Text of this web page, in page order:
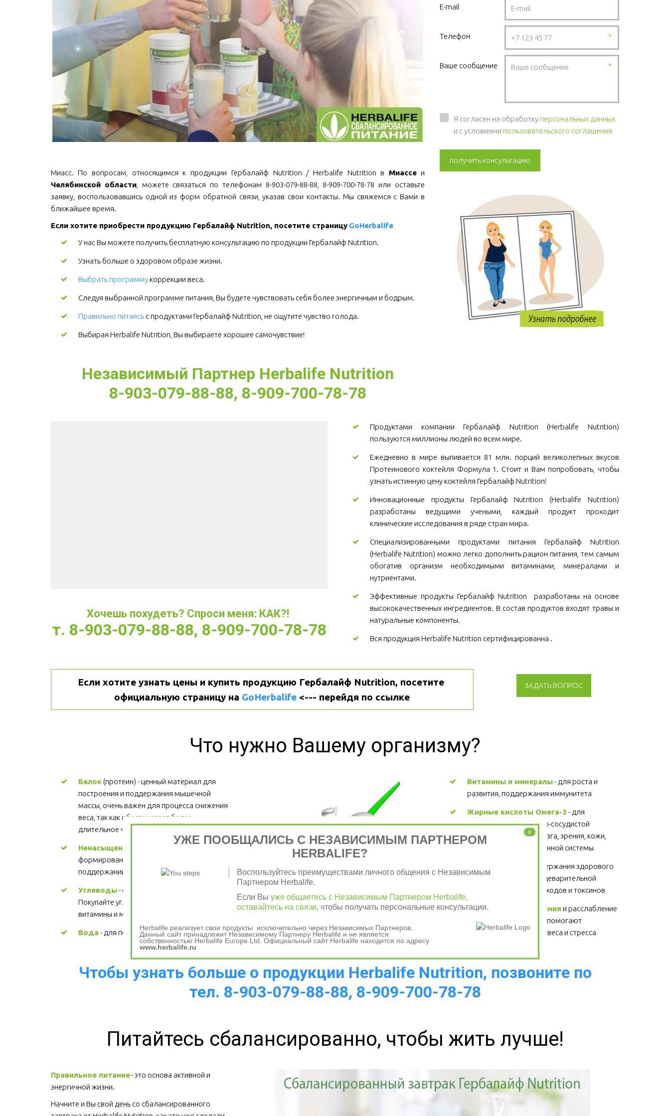
Миасс. По вопросам, относящимся к продукции Гербалайф Nutrition / Herbalife Nutrition в Миассеи
Челябинской области, можете связаться по телефонам 8-903-079-88-88, 8-909-700-78-78 или оставьте
заявку, воспользовавшись одной из форм обратной связи, указав свои контакты. Мы свяжемся с Вами в
ближайшее время.
Если хотите приобрести продукцию Гербалайф Nutrition, посетите страницу GoHerbalife
У нас Вы можете получить бесплатную консультацию по продукции Гербалайф Nutrition.
Узнать больше о здоровом образе жизни.
Выбрать программукоррекции веса.
Следуя выбранной программе питания, Вы будете чувствовать себя более энергичным и бодрым.
Правильно питаясь с продуктами Гербалайф Nutrition, не ощутите чувство голода.
Выбирая Herbalife Nutrition, Вы выбираете хорошее самочувствие!
Независимый Партнер Herbalife Nutrition
8-903-079-88-88, 8-909-700-78-78
E-mail
Телефон *
Ваше сообщение *
Я согласен на обработкуперсональных данных
и с условиями пользовательского соглашения
получить консультацию
Хочешь похудеть? Спроси меня: КАК?!
т. 8-903-079-88-88, 8-909-700-78-78
Продуктами компании Гербалайф Nutrition (Herbalife Nutrition)
пользуются миллионы людей во всем мире.
Ежедневно в мире выпивается 81 млн. порций великолепных вкусов
Протеинового коктейля Формула 1. Стоит и Вам попробовать, чтобы
узнать истинную цену коктейля Гербалайф Nutrition!
Инновационные продукты Гербалайф Nutrition (Herbalife Nutrition)
разработаны ведущими учеными, каждый продукт проходит
клинические исследования в ряде стран мира.
Специализированными продуктами питания Гербалайф Nutrition
(Herbalife Nutrition) можно легко дополнить рацион питания, тем самым
обогатив организм необходимыми витаминами, минералами и
нутриентами.
Эффективные продукты Гербалайф Nutrition разработаны на основе
высококачественных ингредиентов. В состав продуктов входят травы и
натуральные компоненты.
Вся продукция Herbalife Nutrition сертифицированна .
Если хотите узнать цены и купить продукцию Гербалайф Nutrition, посетите
официальную страницу на GoHerbalife <--- перейдя по ссылке
ЗАДАТЬ ВОПРОС
Что нужно Вашему организму?
Белок (протеин) - ценный материал для
построения и поддержания мышечной
массы, очень важен для процесса снижения
веса, так как обеспечивает более
длительное чувство сытости.
Ненасыщенные жиры
формировании структуры каждой клетки,
поддержании здорового сердца. Цена
Углеводы - основной источник энергии.
Покупайте углеводы, содержащие
витамины и минералы.
Вода - для поддержания водного баланса
Витамины и минералы - для роста и
развития, поддержания иммунитета
Жирные кислоты Омега-3 - для
поддержания сердечно-сосудистой
системы, головного мозга, зрения, кожи,
суставов, волос и иммунной системы
- для поддержания здорового
функционирования пищеварительной
системы, выведение отходов и токсинов
Физические упражнения и расслабление
- для здоровья сердца, помогают
избавиться от лишнего веса и стресса
Чтобы узнать больше о продукции Herbalife Nutrition, позвоните по
тел. 8-903-079-88-88, 8-909-700-78-78
Питайтесь сбалансированно, чтобы жить лучше!
Правильное питание - это основа активной и
энергичной жизни.
Начните и Вы свой день со сбалансированного
x
УЖЕ ПООБЩАЛИСЬ С НЕЗАВИСИМЫМ ПАРТНЕРОМ
HERBALIFE?
Воспользуйтесь преимуществами личного общения с Независимым
Партнером Herbalife.
Если Вы уже общаетесь с Независимым Партнером Herbalife,
оставайтесь на связи, чтобы получать персональные консультации.
Herbalife реализует свои продукты исключительно через Независимых Партнеров.
Данный сайт принадлежит Независимому Партнеру Herbalife и не является
собственностью Herbalife Europe Ltd. Официальный сайт Herbalife находится по адресу
www.herbalife.ru